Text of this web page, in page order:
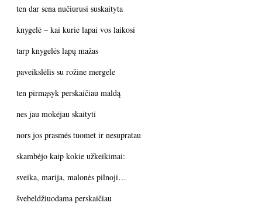
ten dar sena nučiurusi suskaityta
knygelė – kai kurie lapai vos laikosi
tarp knygelės lapų mažas
paveikslėlis su rožine mergele
ten pirmąsyk perskaičiau maldą
nes jau mokėjau skaityti
nors jos prasmės tuomet ir nesupratau
skambėjo kaip kokie užkeikimai:
sveika, marija, malonės pilnoji…
švebeldžiuodama perskaičiau